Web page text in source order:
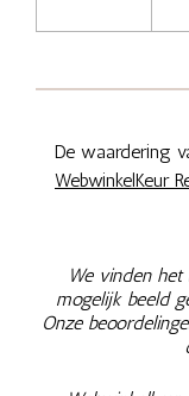
De waardering
WebwinkelKeur
We vinden
mogelijk beeld
Onze